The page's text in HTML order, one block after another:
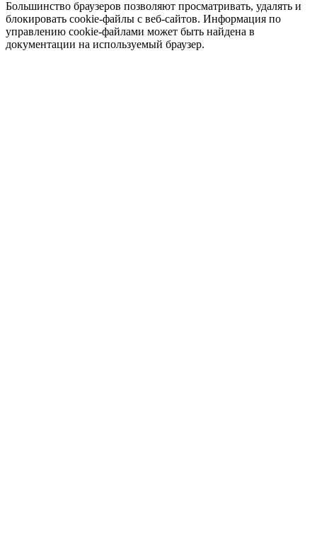
Большинство браузеров позволяют просматривать, удалять и
блокировать cookie-файлы c веб-сайтов. Информация по
управлению cookie-файлами может быть найдена в
документации на используемый браузер.